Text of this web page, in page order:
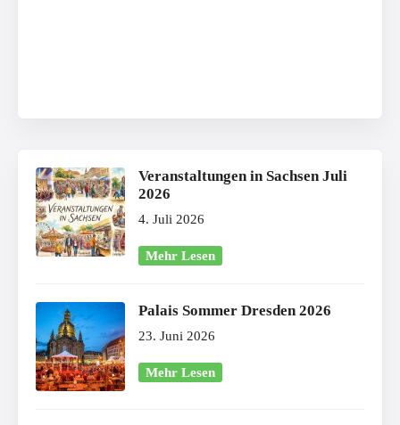
Veranstaltungen in Sachsen Juli
2026
4. Juli 2026
Mehr Lesen
Palais Sommer Dresden 2026
23. Juni 2026
Mehr Lesen